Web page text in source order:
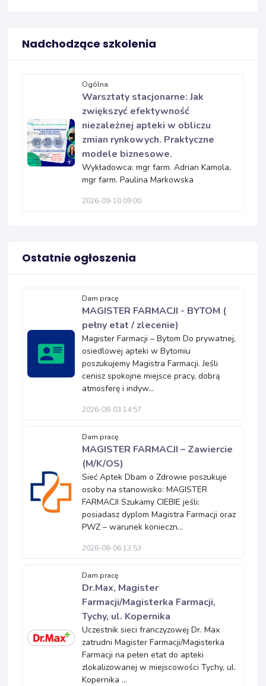
Nadchodzące szkolenia
Ogólna
Warsztaty stacjonarne: Jak
zwiększyć efektywność
niezależnej apteki w obliczu
zmian rynkowych. Praktyczne
modele biznesowe.
Wykładowca: mgr farm. Adrian Kamola,
mgr farm. Paulina Markowska
2026-09-10 09:00
Ostatnie ogłoszenia
Dam pracę
MAGISTER FARMACJI - BYTOM (
pełny etat / zlecenie)
Magister Farmacji – Bytom Do prywatnej,
osiedlowej apteki w Bytomiu
poszukujemy Magistra Farmacji. Jeśli
cenisz spokojne miejsce pracy, dobrą
atmosferę i indyw...
2026-08-03 14:57
Dam pracę
MAGISTER FARMACJI – Zawiercie
(M/K/OS)
Sieć Aptek Dbam o Zdrowie poszukuje
osoby na stanowisko: MAGISTER
FARMACJI Szukamy CIEBIE jeśli:
posiadasz dyplom Magistra Farmacji oraz
PWZ – warunek konieczn...
2026-08-06 13:53
Dam pracę
Dr.Max, Magister
Farmacji/Magisterka Farmacji,
Tychy, ul. Kopernika
Uczestnik sieci franczyzowej Dr. Max
zatrudni Magister Farmacji/Magisterka
Farmacji na pełen etat do apteki
zlokalizowanej w miejscowości Tychy, ul.
Kopernika ...